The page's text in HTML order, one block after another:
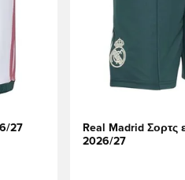
27
Real Madrid Σορτς
2026/27